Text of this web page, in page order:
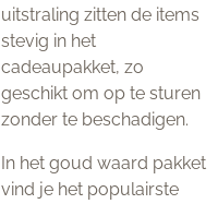
uitstraling zitten de items
stevig in het
cadeaupakket, zo
geschikt om op te sturen
zonder te beschadigen.
In het goud waard pakket
vind je het populairste